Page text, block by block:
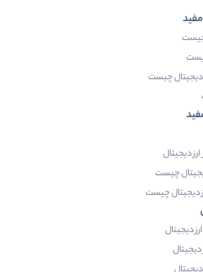
چیست
دیجیتال چیست
دیجیتال
چیست
دیجیتال چیست
دیجیتال
دیجیتال